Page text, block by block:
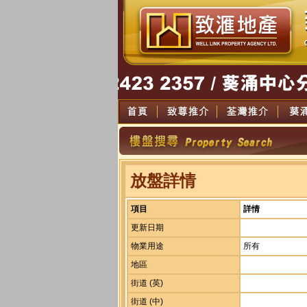
放盤詳情
項目
詳情
更新日期
物業用途
所有
地區
街道 (英)
街道 (中)